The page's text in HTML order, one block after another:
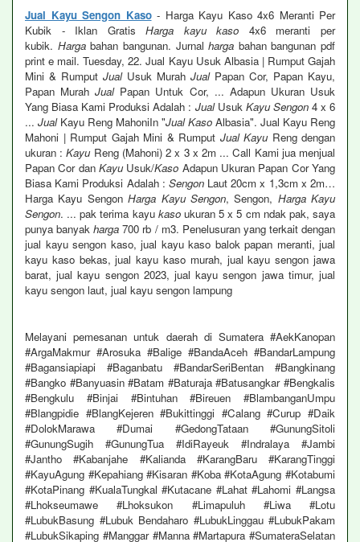
Jual Kayu Sengon Kaso- Harga Kayu Kaso 4x6 Meranti Per
Kubik - Iklan GratisHarga kayu kaso 4x6 meranti per
kubik. Hargabahan bangunan. Jurnalharga bahan bangunan pdf
print e mail. Tuesday, 22. Jual Kayu Usuk Albasia | Rumput Gajah
Mini & Rumput JualUsuk Murah JualPapan Cor, Papan Kayu,
Papan MurahJualPapan Untuk Cor, ... Adapun Ukuran Usuk
Yang Biasa Kami Produksi Adalah : JualUsuk Kayu Sengon4 x 6
... JualKayu Reng MahoniIn "Jual Kaso Albasia". Jual Kayu Reng
Mahoni | Rumput Gajah Mini & Rumput Jual KayuReng dengan
ukuran :KayuReng (Mahoni) 2 x 3 x 2m ... Call Kami jua menjual
Papan Cor dan KayuUsuk/Kaso Adapun Ukuran Papan Cor Yang
Biasa Kami Produksi Adalah : SengonLaut 20cm x 1,3cm x 2m…
Harga Kayu SengonHarga Kayu Sengon, Sengon, Harga Kayu
Sengon. ... pak terima kayu kasoukuran 5 x 5 cm ndak pak, saya
punya banyakharga 700 rb / m3. Penelusuran yang terkait dengan
jual kayu sengon kaso, jual kayu kaso balok papan meranti, jual
kayu kaso bekas, jual kayu kaso murah, jual kayu sengon jawa
barat, jual kayu sengon 2023, jual kayu sengon jawa timur, jual
kayu sengon laut, jual kayu sengon lampung
Melayani pemesanan untuk daerah di Sumatera #AekKanopan
#ArgaMakmur #Arosuka #Balige #BandaAceh #BandarLampung
#Bagansiapiapi #Baganbatu #BandarSeriBentan #Bangkinang
#Bangko #Banyuasin #Batam #Baturaja #Batusangkar #Bengkalis
#Bengkulu #Binjai #Bintuhan #Bireuen #BlambanganUmpu
#Blangpidie #BlangKejeren #Bukittinggi #Calang #Curup #Daik
#DolokMarawa #Dumai #GedongTataan #GunungSitoli
#GunungSugih #GunungTua #IdiRayeuk #Indralaya #Jambi
#Jantho #Kabanjahe #Kalianda #KarangBaru #KarangTinggi
#KayuAgung #Kepahiang #Kisaran #Koba #KotaAgung #Kotabumi
#KotaPinang #KualaTungkal #Kutacane #Lahat #Lahomi #Langsa
#Lhokseumawe #Lhoksukon #Limapuluh #Liwa #Lotu
#LubukBasung #Lubuk Bendaharo #LubukLinggau #LubukPakam
#LubukSikaping #Manggar #Manna #Martapura #SumateraSelatan